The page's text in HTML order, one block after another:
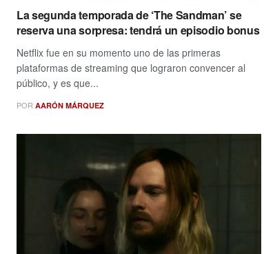
La segunda temporada de ‘The Sandman’ se
reserva una sorpresa: tendrá un episodio bonus
Netflix fue en su momento uno de las primeras
plataformas de streaming que lograron convencer al
público, y es que...
POR AARÓN MÁRQUEZ